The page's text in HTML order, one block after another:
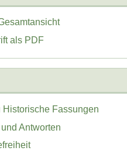
als PDF
Historische Fassungen
Antworten